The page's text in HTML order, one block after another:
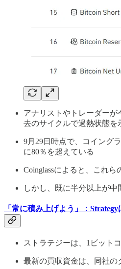
アナリストやトレーダーが
去のサイクルで過熱状態を
9月29日時点で、コイング
に80％を超えている
Coinglassによると、これ
しかし、既に半分以上が
「常に積み上げよう」：
ストラテジーは、1ビット
最新の買収資金は、同社の